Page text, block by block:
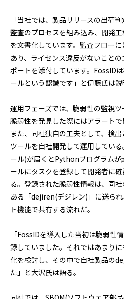
「当社では、製品リリースの出荷
監査のプロセスを組み込み、開発
を文書化しています。監査フロー
あり、ライセンス違反がないこと
ポートを添付しています。FossID
ールという認識です」と伊藤氏は説
運用フェーズでは、脆弱性の監視ツ
脆弱性を発見した際にはアラートで
また、同社独自の工夫として、検
ツールを自社開発して運用してい
ール)が届くとPythonプログラムが
ールにタスクを登録して開発者に
る。登録された脆弱性情報は、同
ある「dejiren(デジレン)」に送ら
ト機能で共有する流れだ。
「FossIDを導入した当初は脆弱性
録していました。それではあまり
化を検討し、その中で自社製品の
た」と大沢氏は語る。